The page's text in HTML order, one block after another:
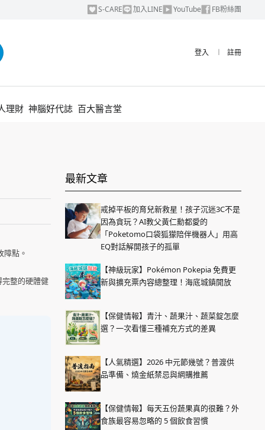
S-CARE 加入LINE YouTube FB粉絲團
登入 ︱ 註冊
理財 神腦好代誌 百大醫言堂
障點。
完整的硬體健
最新文章
戒掉平板的育兒新救星！孩子沉迷3C不是
因為貪玩？AI教父黃仁勳都愛的
「Poketomo口袋狐獴陪伴機器人」用高
EQ對話解開孩子的孤單
【神級玩家】Pokémon Pokepia 免費更
新與擴充票內容總整理！海底城鎮開放
【保健情報】青汁、蔬果汁、蔬菜錠怎麼
選？一次看懂三種補充方式的差異
【人氣精選】2026 中元節幾號？普渡供
品準備、燒金紙禁忌與網購推薦
【保健情報】每天五份蔬果真的很難？外
食族最容易忽略的 5 個飲食習慣